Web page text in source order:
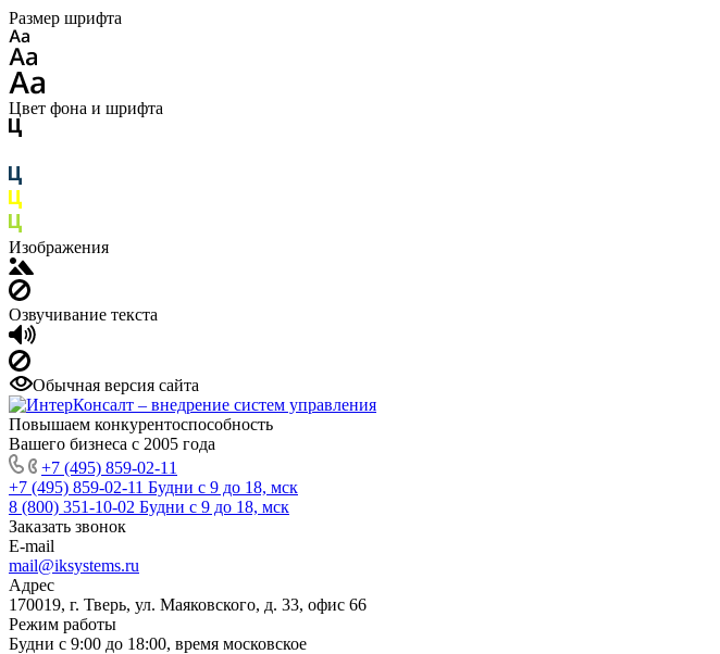
Размер шрифта
Цвет фона и шрифта
Изображения
Озвучивание текста
Обычная версия сайта
Повышаем конкурентоспособность
Вашего бизнеса с 2005 года
+7 (495) 859-02-11
+7 (495) 859-02-11 Будни с 9 до 18, мск
8 (800) 351-10-02 Будни с 9 до 18, мск
Заказать звонок
E-mail
mail@iksystems.ru
Адрес
170019, г. Тверь, ул. Маяковского, д. 33, офис 66
Режим работы
Будни с 9:00 до 18:00, время московское